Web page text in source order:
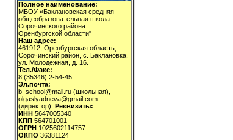
Полное наименование:
МБОУ «Баклановская средняя
общеобразовательная школа
Сорочинского района
Оренбургской области"
Наш адрес:
461912, Оренбургская область,
Сорочинский район, с. Баклановка,
ул. Молодежная, д. 16.
Тел./Факс:
8 (35346) 2-54-45
Эл.почта:
b_school@mail.ru (школьная),
olgaslyadneva@gmail.com
(директор). Реквизиты:
ИНН 5647005340
КПП 564701001
ОГРН 1025602114757
ОКПО 36381124